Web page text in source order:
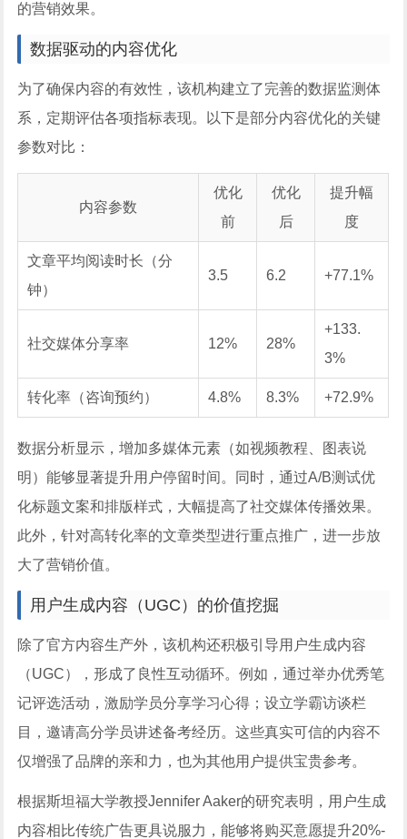
的营销效果。
数据驱动的内容优化
为了确保内容的有效性，该机构建立了完善的数据监测体
系，定期评估各项指标表现。以下是部分内容优化的关键
参数对比：
内容参数
优化
前
优化
后
提升幅
度
文章平均阅读时长（分
钟）
3.5 6.2 +77.1%
社交媒体分享率 12% 28%
+133.
3%
转化率（咨询预约） 4.8% 8.3% +72.9%
数据分析显示，增加多媒体元素（如视频教程、图表说
明）能够显著提升用户停留时间。同时，通过A/B测试优
化标题文案和排版样式，大幅提高了社交媒体传播效果。
此外，针对高转化率的文章类型进行重点推广，进一步放
大了营销价值。
用户生成内容（UGC）的价值挖掘
除了官方内容生产外，该机构还积极引导用户生成内容
（UGC），形成了良性互动循环。例如，通过举办优秀笔
记评选活动，激励学员分享学习心得；设立学霸访谈栏
目，邀请高分学员讲述备考经历。这些真实可信的内容不
仅增强了品牌的亲和力，也为其他用户提供宝贵参考。
根据斯坦福大学教授Jennifer Aaker的研究表明，用户生成
内容相比传统广告更具说服力，能够将购买意愿提升20%-